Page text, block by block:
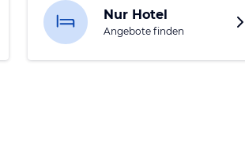
Nur Hotel
Angebote finden